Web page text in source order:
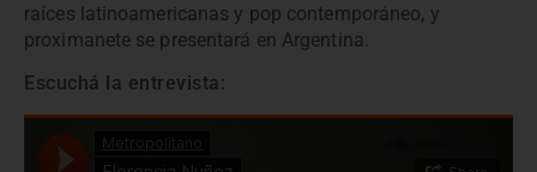
raíces latinoamericanas y pop contemporáneo, y
proximanete se presentará en Argentina.
Escuchá la entrevista: